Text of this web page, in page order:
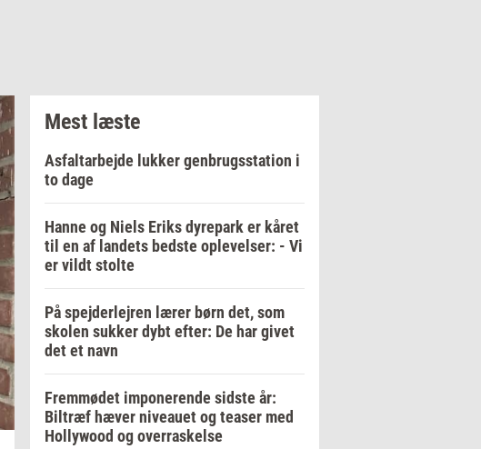
Mest læste
Asfaltarbejde lukker genbrugsstation i
to dage
Hanne og Niels Eriks dyrepark er kåret
til en af landets bedste oplevelser: - Vi
er vildt stolte
På spejderlejren lærer børn det, som
skolen sukker dybt efter: De har givet
det et navn
Fremmødet imponerende sidste år:
Biltræf hæver niveauet og teaser med
Hollywood og overraskelse